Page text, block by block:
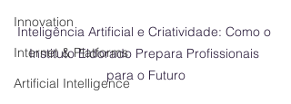
Innovation
Internet & Platforms
Artificial Intelligence
Inteligência Artificial e Criatividade: Como o
Instituto Eldorado Prepara Profissionais
para o Futuro